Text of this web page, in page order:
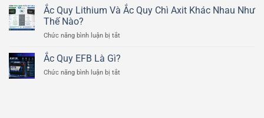
Axit
Ducati
Scrambler
Tạo
Chi
Của
Ắc
Ô
Ắc Quy Lithium Và Ắc Quy Chì Axit Khác Nhau Như
Thế Nào?
Chức năng bình luận bị tắt
Quy
Và
Ắc Quy EFB Là Gì?
Chức năng bình luận bị tắt